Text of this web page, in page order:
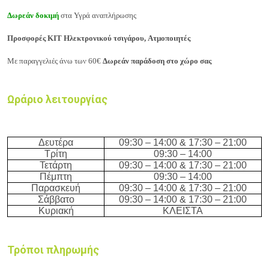
Δωρεάν δοκιμή στα Υγρά αναπλήρωσης
Προσφορές ΚΙΤ Ηλεκτρονικού τσιγάρου, Ατμοποιητές
Με παραγγελιές άνω των 60€ Δωρεάν παράδοση στο χώρο σας
Ωράριο λειτουργίας
Δευτέρα 09:30 – 14:00 & 17:30 – 21:00
Τρίτη
09:30 – 14:00
Τετάρτη
09:30 – 14:00 & 17:30 – 21:00
Πέμπτη
09:30 – 14:00
Παρασκευή
09:30 – 14:00 & 17:30 – 21:00
Σάββατο
09:30 – 14:00 & 17:30 – 21:00
Κυριακή
ΚΛΕΙΣΤΑ
Τρόποι πληρωμής